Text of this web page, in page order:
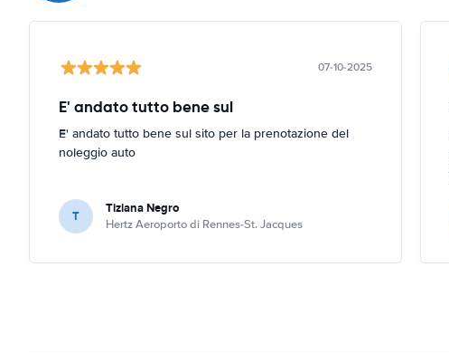
07-10-2025
E' andato tutto bene sul
E' andato tutto bene sul sito per la prenotazione del
noleggio auto
T Tiziana Negro
Hertz Aeroporto di Rennes-St. Jacques